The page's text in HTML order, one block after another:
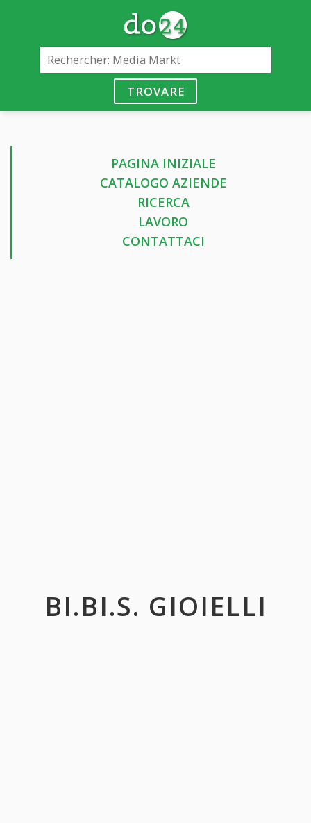
TROVARE
PAGINA INIZIALE
CATALOGO AZIENDE
RICERCA
LAVORO
CONTATTACI
BI.BI.S. GIOIELLI